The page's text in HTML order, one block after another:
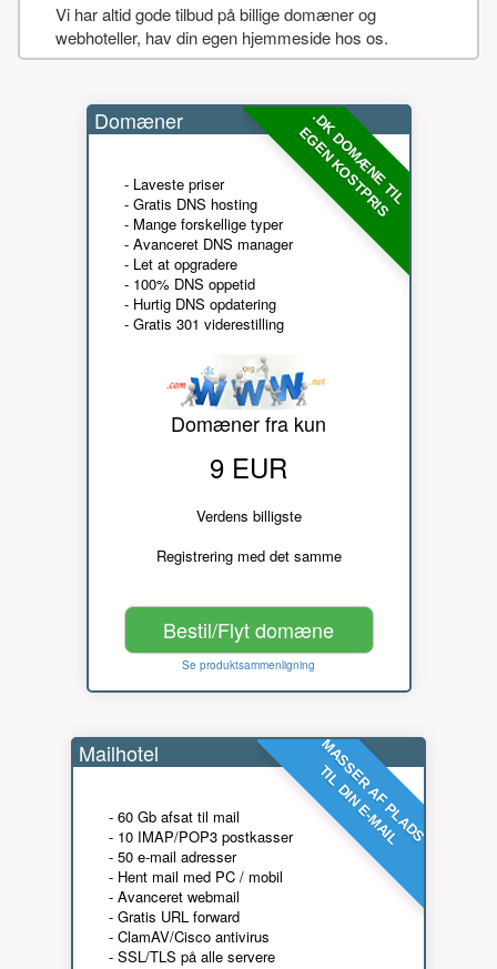
Vi har altid gode tilbud på billige domæner og
webhoteller, hav din egen hjemmeside hos os.
.DK DOMÆNE TIL
EGEN KOSTPRIS
Domæner
- Laveste priser
- Gratis DNS hosting
- Mange forskellige typer
- Avanceret DNS manager
- Let at opgradere
- 100% DNS oppetid
- Hurtig DNS opdatering
- Gratis 301 viderestilling
Domæner fra kun
9 EUR
Verdens billigste
Registrering med det samme
Bestil/Flyt domæne
Se produktsammenligning
MASSER AF PLADS
TIL DIN E-MAIL
Mailhotel
- 60 Gb afsat til mail
- 10 IMAP/POP3 postkasser
- 50 e-mail adresser
- Hent mail med PC / mobil
- Avanceret webmail
- Gratis URL forward
- ClamAV/Cisco antivirus
- SSL/TLS på alle servere